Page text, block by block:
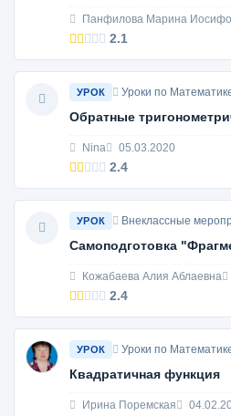
Панфилова Марина
2.1
УРОК Уроки по
Обратные
Nina 05.03.2020
2.4
УРОК Внеклассные
Самоподготовка
Кожабаева Алия Аблаевна
2.4
УРОК Уроки по
Квадратичная функция
Ирина Поремская